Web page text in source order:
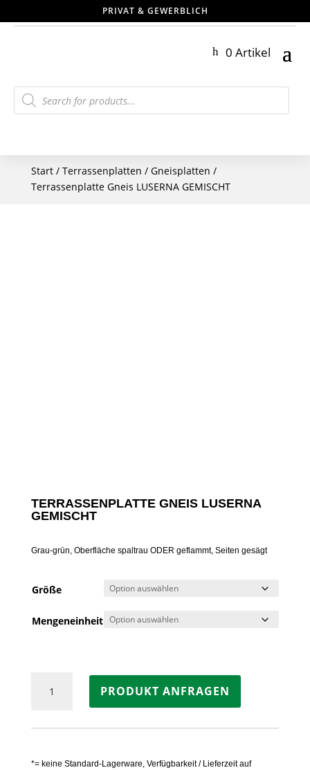
PRIVAT & GEWERBLICH
0 Artikel
Products
search
Start/ Terrassenplatten / Gneisplatten /
Terrassenplatte Gneis LUSERNA GEMISCHT
TERRASSENPLATTE GNEIS LUSERNA
GEMISCHT
Grau-grün, Oberfläche spaltrau ODER geflammt, Seiten gesägt
Größe
Mengeneinheit
Terrassenplatte
Gneis
GEMISCHT
PRODUKT ANFRAGEN
*= keine Standard-Lagerware, Verfügbarkeit / Lieferzeit auf